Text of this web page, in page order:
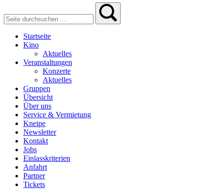
Startseite
Kino
Aktuelles
Veranstaltungen
Konzerte
Aktuelles
Gruppen
Übersicht
Über uns
Service & Vermietung
Kneipe
Newsletter
Kontakt
Jobs
Einlasskriterien
Anfahrt
Partner
Tickets